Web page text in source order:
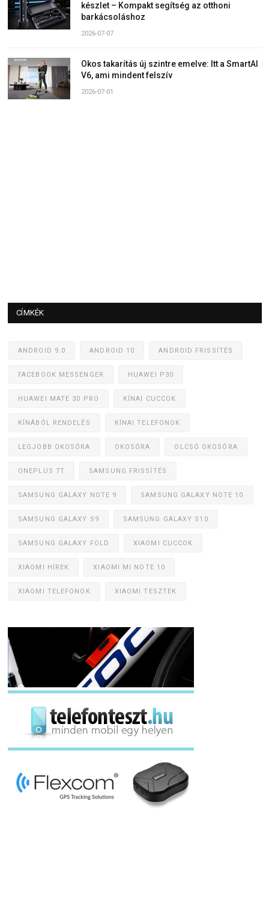
készlet – Kompakt segítség az otthoni
barkácsoláshoz
2026-07-07
Okos takarítás új szintre emelve: Itt a SmartAI
V6, ami mindent felszív
2026-07-01
CÍMKÉK
ANDROID 9.0 ANDROID 10 ANDROID FRISSÍTÉS
FACEBOOK MESSENGER HUAWEI P30
HUAWEI MATE 30 PRO KÍNAI CUCCOK
KÍNÁBÓL RENDELÉS KÍNAI TELEFONOK
LEGJOBB OKOSÓRA OKOSÓRA OLCSÓ OKOSÓRA
ONEPLUS 7T SAMSUNG FRISSÍTÉS
SAMSUNG GALAXY NOTE 9 SAMSUNG GALAXY NOTE 10
SAMSUNG GALAXY S9 SAMSUNG GALAXY S10
SAMSUNG GALAXY FOLD XIAOMI CUCCOK
XIAOMI HÍREK XIAOMI MI NOTE 10
XIAOMI TELEFONOK XIAOMI TESZTEK